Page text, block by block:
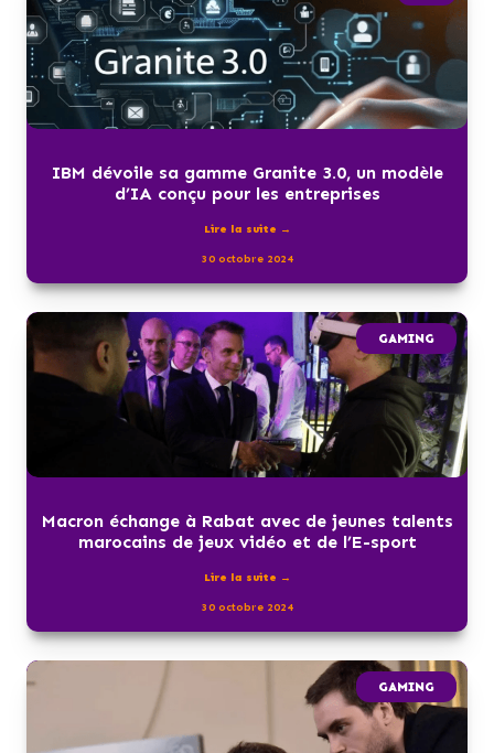
IBM dévoile sa gamme Granite 3.0, un modèle
d’IA conçu pour les entreprises
Lire la suite →
30 octobre 2024
GAMING
Macron échange à Rabat avec de jeunes talents
marocains de jeux vidéo et de l’E-sport
Lire la suite →
30 octobre 2024
GAMING